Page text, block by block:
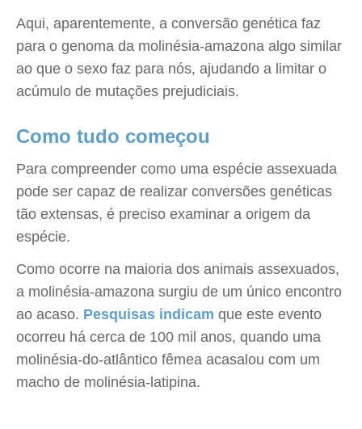
Aqui, aparentemente, a conversão genética faz
para o genoma da molinésia-amazona algo similar
ao que o sexo faz para nós, ajudando a limitar o
acúmulo de mutações prejudiciais.
Como tudo começou
Para compreender como uma espécie assexuada
pode ser capaz de realizar conversões genéticas
tão extensas, é preciso examinar a origem da
espécie.
Como ocorre na maioria dos animais assexuados,
a molinésia-amazona surgiu de um único encontro
ao acaso. Pesquisas indicam que este evento
ocorreu há cerca de 100 mil anos, quando uma
molinésia-do-atlântico fêmea acasalou com um
macho de molinésia-latipina.